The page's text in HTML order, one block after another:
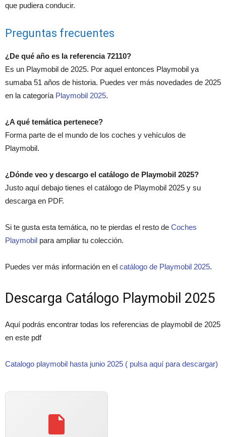
que pudiera conducir.
Preguntas frecuentes
¿De qué año es la referencia 72110?
Es un Playmobil de 2025. Por aquel entonces Playmobil ya
sumaba 51 años de historia. Puedes ver más novedades de 2025
en la categoría Playmobil 2025.
¿A qué temática pertenece?
Forma parte de el mundo de los coches y vehículos de
Playmobil.
¿Dónde veo y descargo el catálogo de Playmobil 2025?
Justo aquí debajo tienes el catálogo de Playmobil 2025 y su
descarga en PDF.
Si te gusta esta temática, no te pierdas el resto de Coches
Playmobil para ampliar tu colección.
Puedes ver más información en el catálogo de Playmobil 2025.
Descarga Catálogo Playmobil 2025
Aquí podrás encontrar todas los referencias de playmobil de 2025
en este pdf
Catalogo playmobil hasta junio 2025 ( pulsa aquí para descargar)